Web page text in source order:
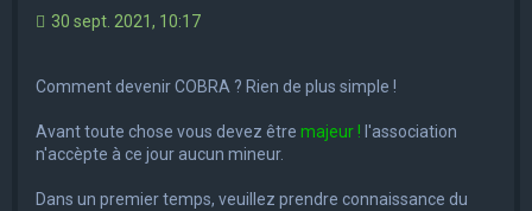
30 sept. 2021, 10:17
Comment devenir COBRA ? Rien de plus simple !
Avant toute chose vous devez être majeur ! l'association
n'accèpte à ce jour aucun mineur.
Dans un premier temps, veuillez prendre connaissance du